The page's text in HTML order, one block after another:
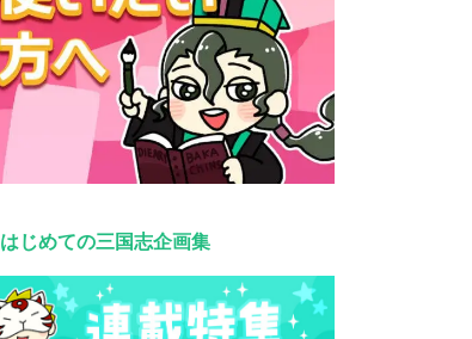
はじめての三国志企画集